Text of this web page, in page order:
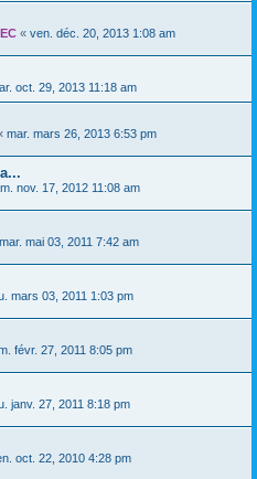
« ven. déc. 20, 2013 1:08 am
oct. 29, 2013 11:18 am
mar. mars 26, 2013 6:53 pm
nov. 17, 2012 11:08 am
mar. mai 03, 2011 7:42 am
mars 03, 2011 1:03 pm
févr. 27, 2011 8:05 pm
janv. 27, 2011 8:18 pm
oct. 22, 2010 4:28 pm